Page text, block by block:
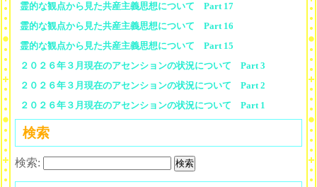
霊的な観点から見た共産主義思想について Part 17
霊的な観点から見た共産主義思想について Part 16
霊的な観点から見た共産主義思想について Part 15
２０２６年３月現在のアセンションの状況について Part 3
２０２６年３月現在のアセンションの状況について Part 2
２０２６年３月現在のアセンションの状況について Part 1
検索
検索: